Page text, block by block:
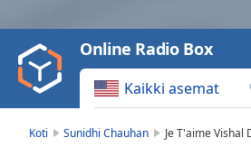
Video
Play
Backward
Skip
Kaikki asemat
Online Radio Box
Koti Sunidhi Chauhan Je T'aime Vishal